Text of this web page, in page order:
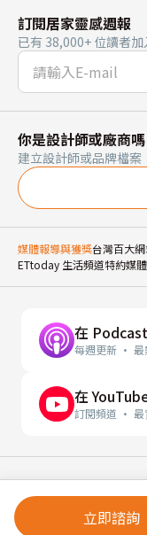
立即諮詢
訂閱居家靈感週報
已有 38,000+ 位讀者加
你是設計師或廠商嗎
建立設計師或品牌檔
媒體報導與獲獎台灣百大
ETtoday 生活頻道特約媒體
在
每週更新 · 最
在
訂閱頻道 · 最
© 2026 幸